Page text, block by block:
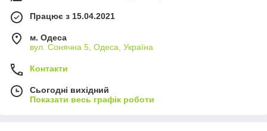
Працює з 15.04.2021
м. Одеса
вул. Сонячна 5, Одеса, Україна
Контакти
Сьогодні вихідний
Показати весь графік роботи